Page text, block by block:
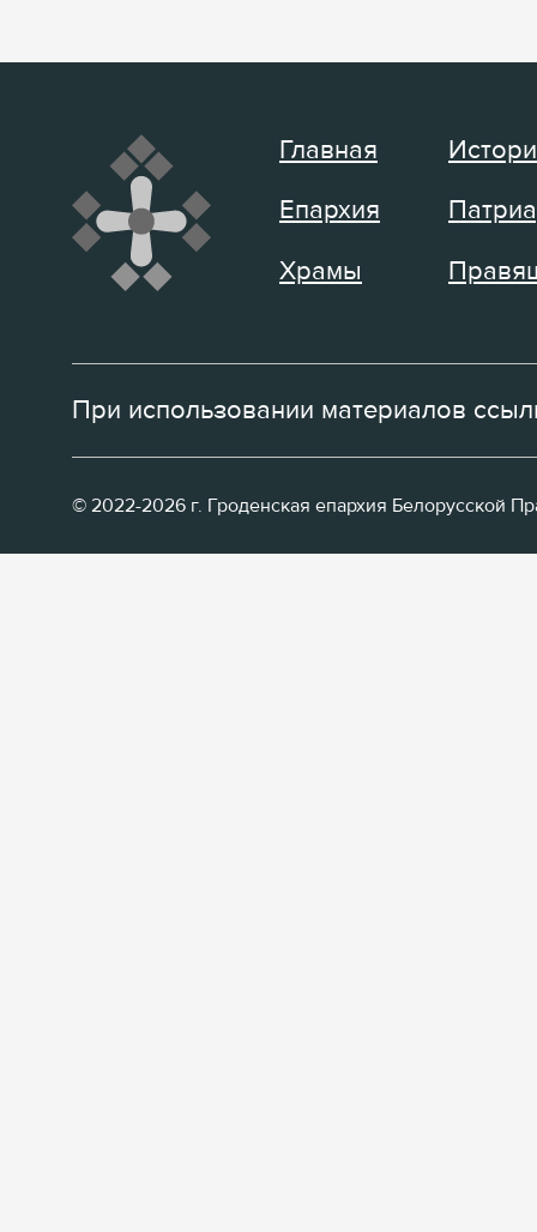
Главная
Епархия
Храмы
При использовании материалов
© 2022-2026 г. Гроденская епархия Белорусской